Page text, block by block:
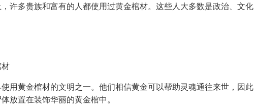
许多贵族和富有的人都使用过黄金棺材。这些人大多数是政治、文化
用黄金棺材的文明之一。他们相信黄金可以帮助灵魂通往来世，因此
放置在装饰华丽的黄金棺中。